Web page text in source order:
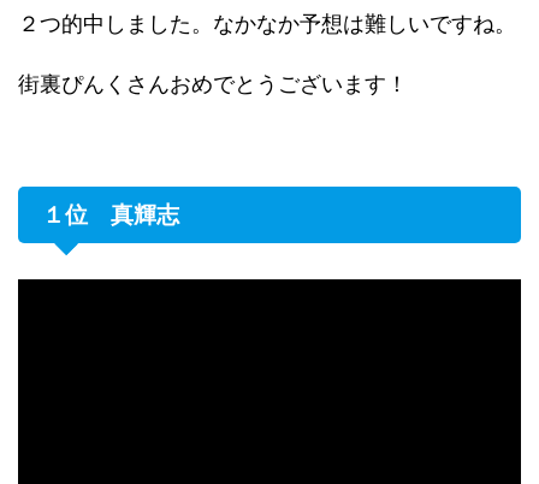
２つ的中しました。なかなか予想は難しいですね。
街裏ぴんくさんおめでとうございます！
１位 真輝志